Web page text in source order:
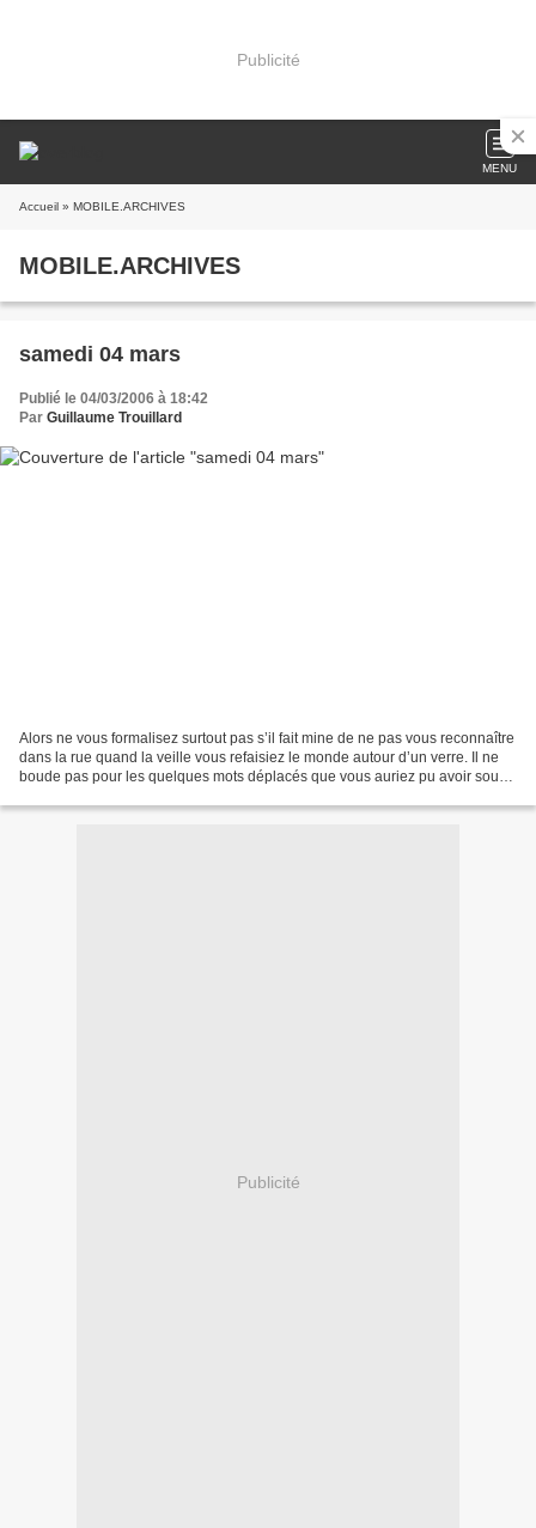
Publicité
MENU
Accueil » MOBILE.ARCHIVES
MOBILE.ARCHIVES
samedi 04 mars
Publié le 04/03/2006 à 18:42
Par Guillaume Trouillard
Alors ne vous formalisez surtout pas s’il fait mine de ne pas vous reconnaître
dans la rue quand la veille vous refaisiez le monde autour d’un verre. Il ne
boude pas pour les quelques mots déplacés que vous auriez pu avoir sous
Publicité